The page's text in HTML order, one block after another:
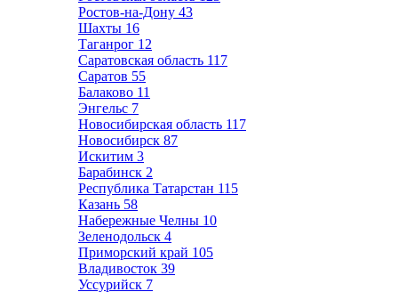
Ростов-на-Дону 43
Шахты 16
Таганрог 12
Саратовская область 117
Саратов 55
Балаково 11
Энгельс 7
Новосибирская область 117
Новосибирск 87
Искитим 3
Барабинск 2
Республика Татарстан 115
Казань 58
Набережные Челны 10
Зеленодольск 4
Приморский край 105
Владивосток 39
Уссурийск 7